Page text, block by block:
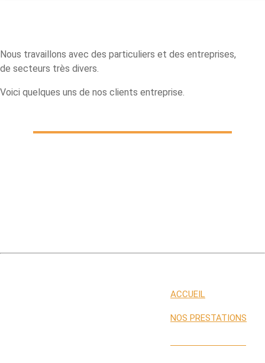
Nous travaillons avec des particuliers et des entreprises,
de secteurs très divers.
Voici quelques uns de nos clients entreprise.
ACCUEIL
NOS PRESTATIONS